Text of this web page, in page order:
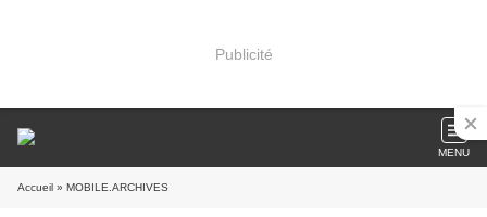
Publicité
MENU
Accueil » MOBILE.ARCHIVES